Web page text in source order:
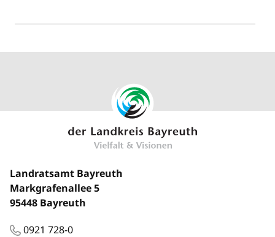
Landratsamt Bayreuth
Markgrafenallee 5
95448 Bayreuth
0921 728-0